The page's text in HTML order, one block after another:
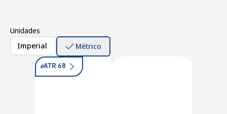
Unidades
Imperial
Métrico
eATR 68